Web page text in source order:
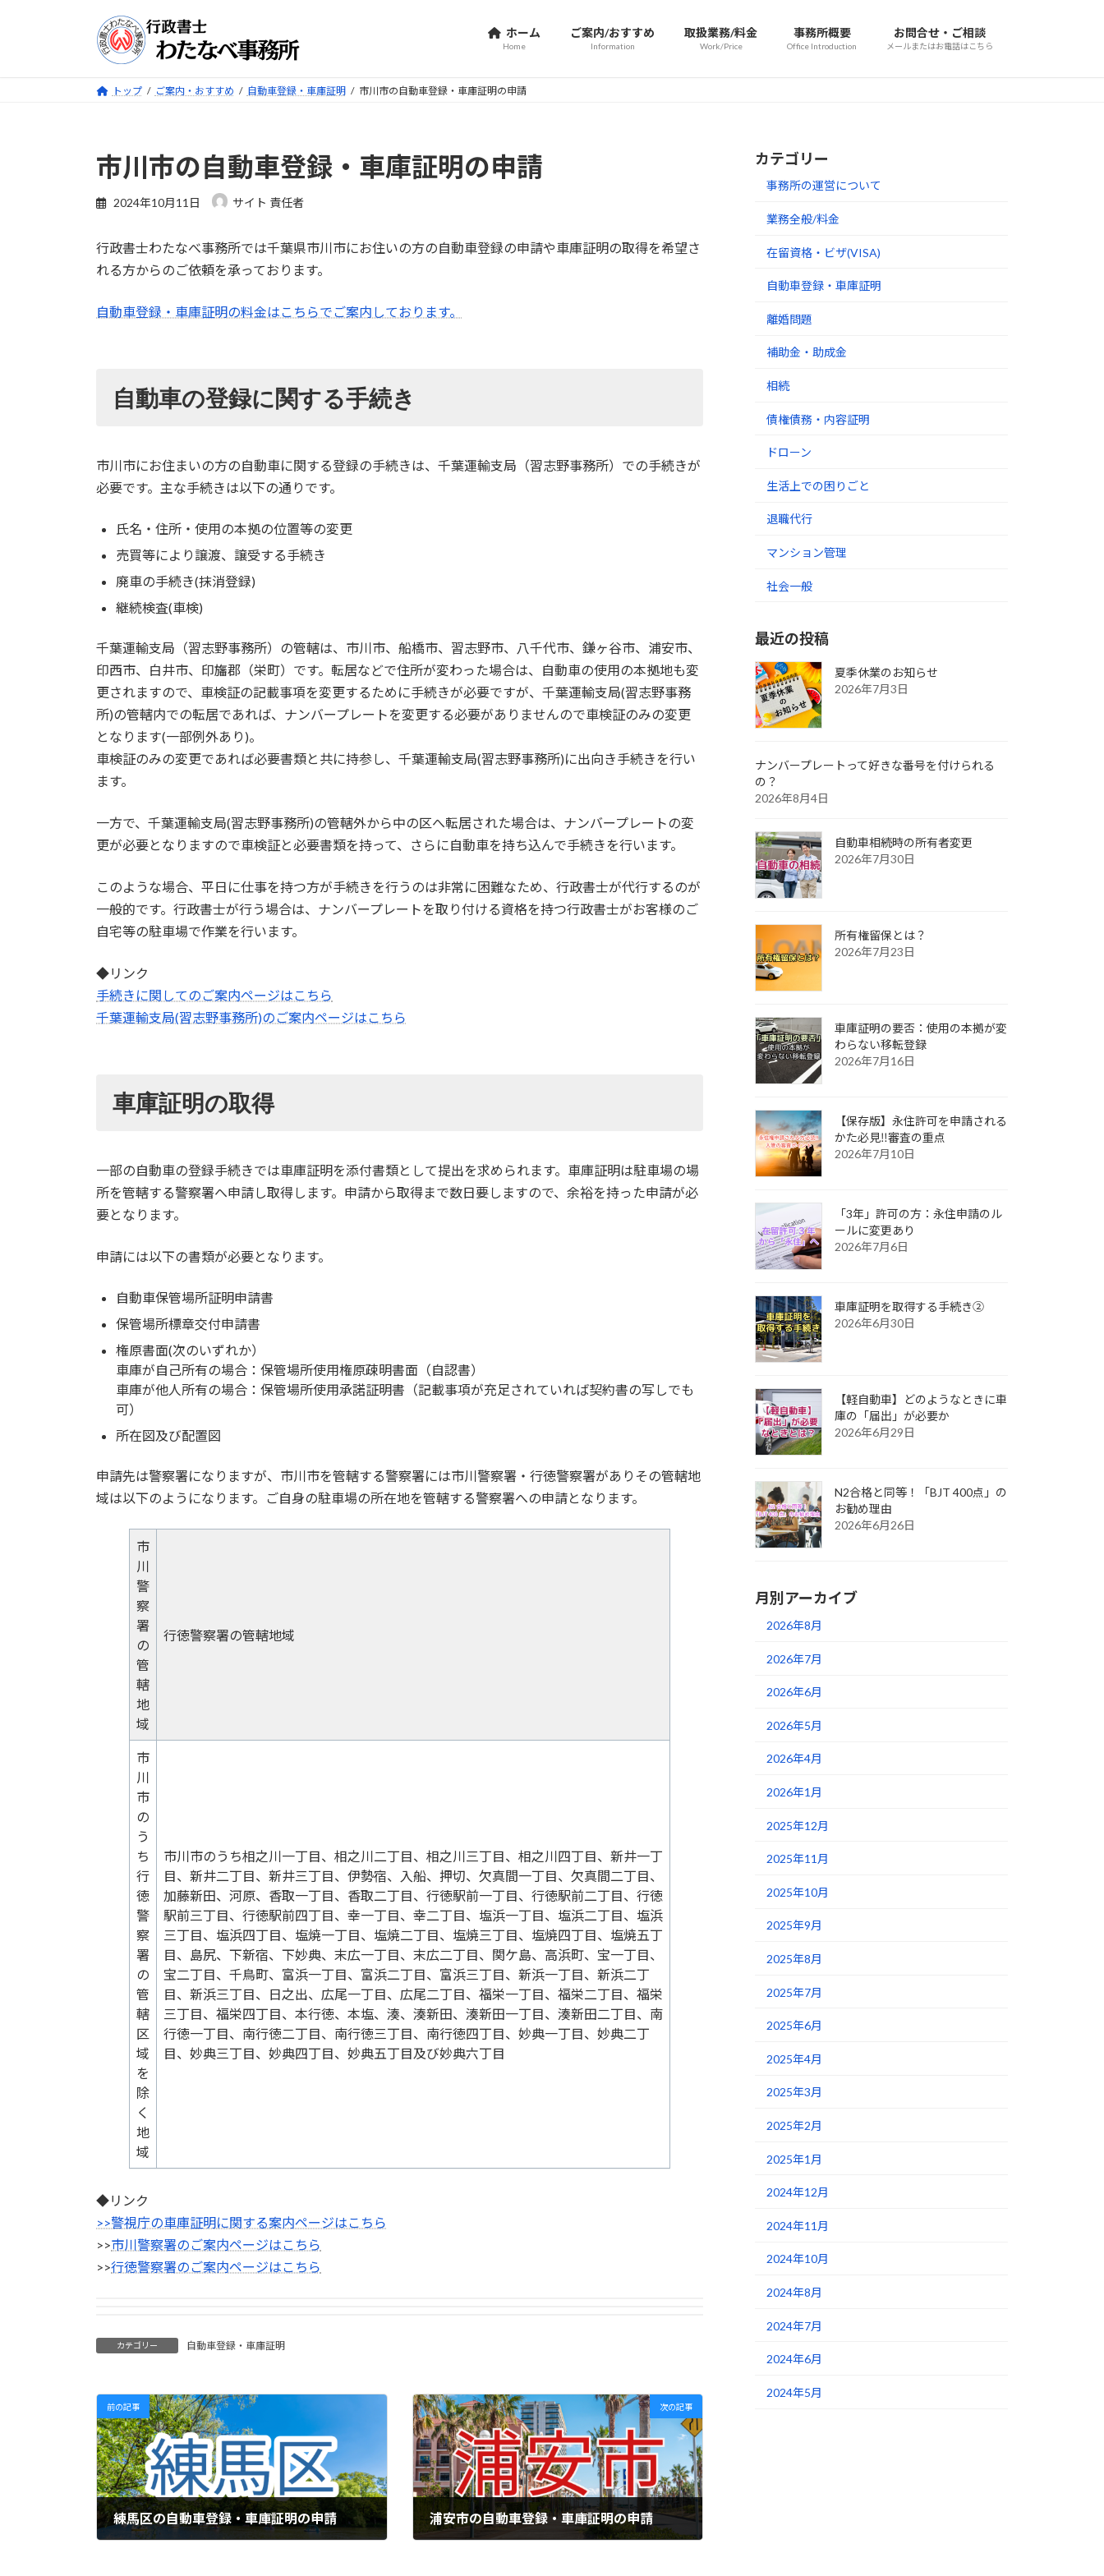
ホーム
Home
ご案内/おすすめ
Information
取扱業務/料金
Work/Price
事務所概要
Office Introduction
お問合せ・ご相談
メールまたはお電話はこちら
トップ ご案内・おすすめ 自動車登録・車庫証明 市川市の自動車登録・車庫証明の申請
市川市の自動車登録・車庫証明の申請
2024年10月11日 サイト 責任者
行政書士わたなべ事務所では千葉県市川市にお住いの方の自動車登録の申請や車庫証明の取得を希望さ
れる方からのご依頼を承っております。
自動車登録・車庫証明の料金はこちらでご案内しております。
自動車の登録に関する手続き
市川市にお住まいの方の自動車に関する登録の手続きは、千葉運輸支局（習志野事務所）での手続きが
必要です。主な手続きは以下の通りです。
氏名・住所・使用の本拠の位置等の変更
売買等により譲渡、譲受する手続き
廃車の手続き(抹消登録)
継続検査(車検)
千葉運輸支局（習志野事務所）の管轄は、市川市、船橋市、習志野市、八千代市、鎌ヶ谷市、浦安市、
印西市、白井市、印旛郡（栄町）です。転居などで住所が変わった場合は、自動車の使用の本拠地も変
更されますので、車検証の記載事項を変更するために手続きが必要ですが、千葉運輸支局(習志野事務
所)の管轄内での転居であれば、ナンバープレートを変更する必要がありませんので車検証のみの変更
となります(一部例外あり)。
車検証のみの変更であれば必要書類と共に持参し、千葉運輸支局(習志野事務所)に出向き手続きを行い
ます。
一方で、千葉運輸支局(習志野事務所)の管轄外から中の区へ転居された場合は、ナンバープレートの変
更が必要となりますので車検証と必要書類を持って、さらに自動車を持ち込んで手続きを行います。
このような場合、平日に仕事を持つ方が手続きを行うのは非常に困難なため、行政書士が代行するのが
一般的です。行政書士が行う場合は、ナンバープレートを取り付ける資格を持つ行政書士がお客様のご
自宅等の駐車場で作業を行います。
◆リンク
手続きに関してのご案内ページはこちら
千葉運輸支局(習志野事務所)のご案内ページはこちら
車庫証明の取得
一部の自動車の登録手続きでは車庫証明を添付書類として提出を求められます。車庫証明は駐車場の場
所を管轄する警察署へ申請し取得します。申請から取得まで数日要しますので、余裕を持った申請が必
要となります。
申請には以下の書類が必要となります。
自動車保管場所証明申請書
保管場所標章交付申請書
権原書面(次のいずれか）
車庫が自己所有の場合：保管場所使用権原疎明書面（自認書）
車庫が他人所有の場合：保管場所使用承諾証明書（記載事項が充足されていれば契約書の写しでも
可）
所在図及び配置図
申請先は警察署になりますが、市川市を管轄する警察署には市川警察署・行徳警察署がありその管轄地
域は以下のようになります。ご自身の駐車場の所在地を管轄する警察署への申請となります。
市
川
警
察
署
の
管
轄
地
域
行徳警察署の管轄地域
市
川
市
の
う
ち
行
徳
警
察
署
の
管
轄
区
域
を
除
く
地
域
市川市のうち相之川一丁目、相之川二丁目、相之川三丁目、相之川四丁目、新井一丁
目、新井二丁目、新井三丁目、伊勢宿、入船、押切、欠真間一丁目、欠真間二丁目、
加藤新田、河原、香取一丁目、香取二丁目、行徳駅前一丁目、行徳駅前二丁目、行徳
駅前三丁目、行徳駅前四丁目、幸一丁目、幸二丁目、塩浜一丁目、塩浜二丁目、塩浜
三丁目、塩浜四丁目、塩焼一丁目、塩焼二丁目、塩焼三丁目、塩焼四丁目、塩焼五丁
目、島尻、下新宿、下妙典、末広一丁目、末広二丁目、関ケ島、高浜町、宝一丁目、
宝二丁目、千鳥町、富浜一丁目、富浜二丁目、富浜三丁目、新浜一丁目、新浜二丁
目、新浜三丁目、日之出、広尾一丁目、広尾二丁目、福栄一丁目、福栄二丁目、福栄
三丁目、福栄四丁目、本行徳、本塩、湊、湊新田、湊新田一丁目、湊新田二丁目、南
行徳一丁目、南行徳二丁目、南行徳三丁目、南行徳四丁目、妙典一丁目、妙典二丁
目、妙典三丁目、妙典四丁目、妙典五丁目及び妙典六丁目
◆リンク
>>警視庁の車庫証明に関する案内ページはこちら
>>市川警察署のご案内ページはこちら
>>行徳警察署のご案内ページはこちら
カテゴリー 自動車登録・車庫証明
前の記事
練馬区の自動車登録・車庫証明の申請
次の記事
浦安市の自動車登録・車庫証明の申請
カテゴリー
事務所の運営について
業務全般/料金
在留資格・ビザ(VISA)
自動車登録・車庫証明
離婚問題
補助金・助成金
相続
債権債務・内容証明
ドローン
生活上での困りごと
退職代行
マンション管理
社会一般
最近の投稿
夏季休業のお知らせ
2026年7月3日
ナンバープレートって好きな番号を付けられる
の？
2026年8月4日
自動車相続時の所有者変更
2026年7月30日
所有権留保とは？
2026年7月23日
車庫証明の要否：使用の本拠が変
わらない移転登録
2026年7月16日
【保存版】永住許可を申請される
かた必見‼審査の重点
2026年7月10日
「3年」許可の方：永住申請のル
ールに変更あり
2026年7月6日
車庫証明を取得する手続き②
2026年6月30日
【軽自動車】どのようなときに車
庫の「届出」が必要か
2026年6月29日
N2合格と同等！「BJT 400点」の
お勧め理由
2026年6月26日
月別アーカイブ
2026年8月
2026年7月
2026年6月
2026年5月
2026年4月
2026年1月
2025年12月
2025年11月
2025年10月
2025年9月
2025年8月
2025年7月
2025年6月
2025年4月
2025年3月
2025年2月
2025年1月
2024年12月
2024年11月
2024年10月
2024年8月
2024年7月
2024年6月
2024年5月